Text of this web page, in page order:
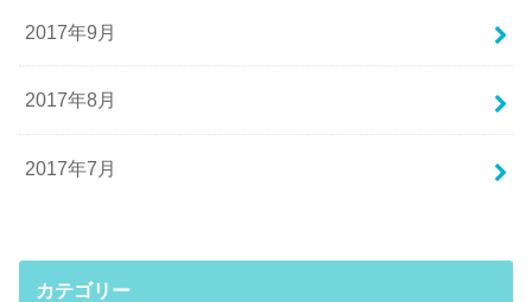
2017年9月
2017年8月
2017年7月
カテゴリー